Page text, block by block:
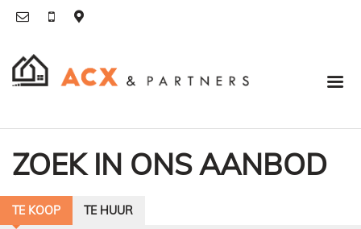
ZOEK IN ONS AANBOD
TE KOOP TE HUUR